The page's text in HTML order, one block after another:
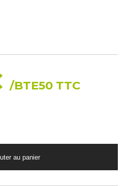
/BTE50 TTC